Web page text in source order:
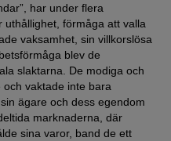
har under flera
förmåga att valla
vaksamhet, sin villkorslösa
blev de
slaktarna. De modiga och
vaktade inte bara
ägare och dess egendom
marknaderna, där
sina varor, band de ett